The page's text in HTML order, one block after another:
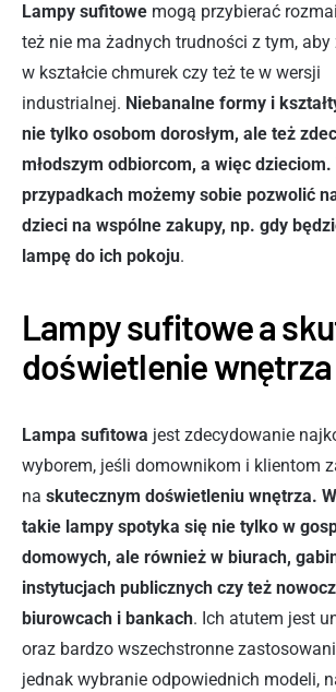
Lampy sufitowe mogą przybierać
też nie ma żadnych trudności z tym,
w kształcie chmurek czy też te w wersji
industrialnej. Niebanalne formy i
nie tylko osobom dorosłym, ale też
młodszym odbiorcom, a więc
przypadkach możemy sobie pozwolić
dzieci na wspólne zakupy, np. gdy
lampę do ich pokoju.
Lampy sufitowe a
doświetlenie wnętrza
Lampa sufitowa jest zdecydowanie
wyborem, jeśli domownikom i klientom
na skutecznym doświetleniu wnętrza.
takie lampy spotyka się nie tylko w
domowych, ale również w biurach,
instytucjach publicznych czy też
biurowcach i bankach. Ich atutem jest
oraz bardzo wszechstronne
jednak wybranie odpowiednich modeli,